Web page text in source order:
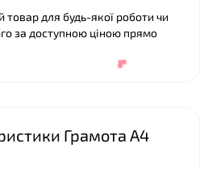
для будь-якої роботи чи
за доступною ціною прямо
Грамота А4